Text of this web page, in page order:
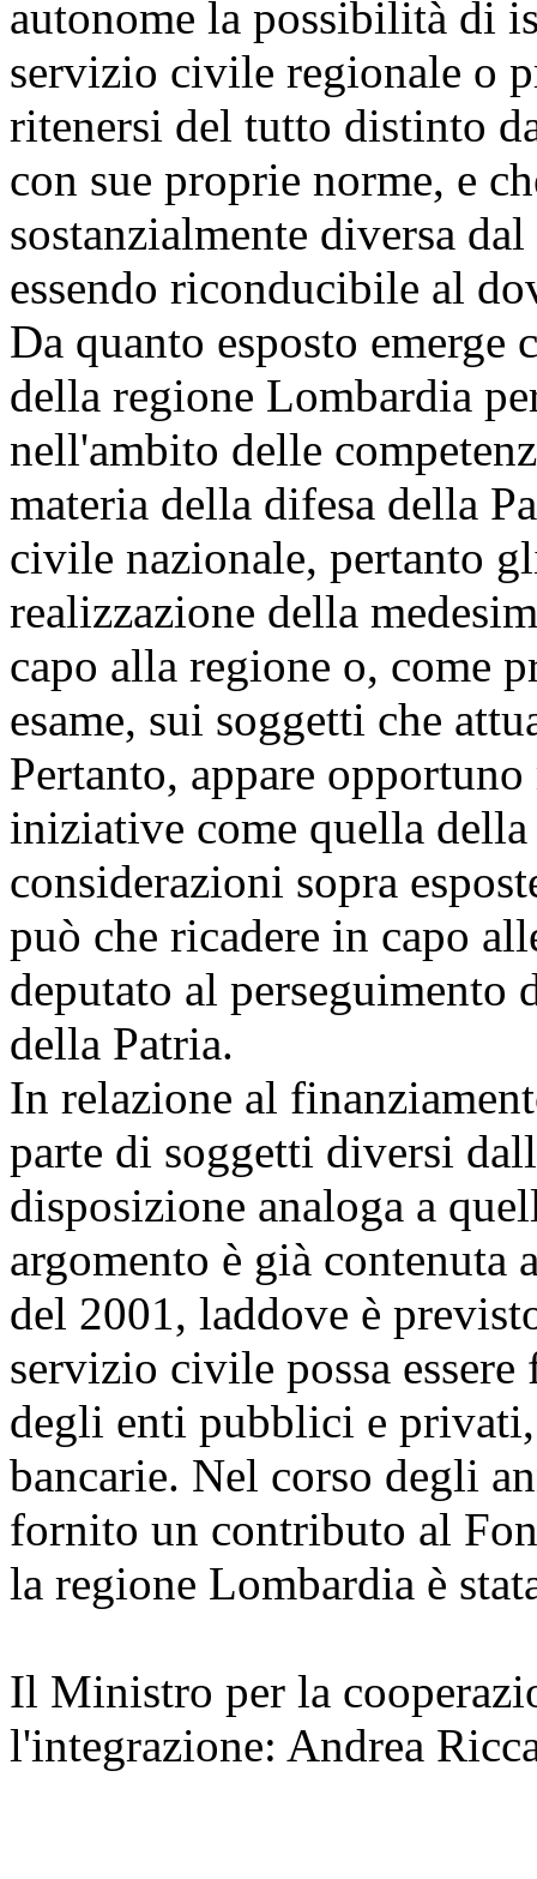
autonome la possibilità di
servizio civile regionale o
ritenersi del tutto distinto
con sue proprie norme, e
sostanzialmente diversa
essendo riconducibile al
Da quanto esposto emerge
della regione Lombardia
nell'ambito delle
materia della difesa della
civile nazionale, pertanto
realizzazione della
capo alla regione o, come
esame, sui soggetti che
Pertanto, appare
iniziative come quella
considerazioni sopra
può che ricadere in capo
deputato al perseguimento
della Patria.
In relazione al
parte di soggetti diversi
disposizione analoga a
argomento è già
del 2001, laddove è
servizio civile possa
degli enti pubblici e
bancarie. Nel corso degli
fornito un contributo al
la regione Lombardia è
Il Ministro per la
l'integrazione: Andrea